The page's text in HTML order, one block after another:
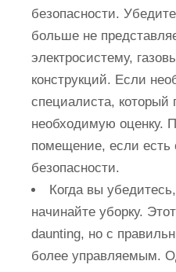
безопасности.
больше не
электросистему,
конструкций. Если
специалиста, который
необходимую оценку.
помещение, если есть
безопасности.
Когда вы
начинайте уборку.
daunting, но с
более управляемым.